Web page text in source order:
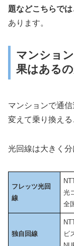
題などこちらで
あります。
マンショ
果はある
マンションで通
変えて乗り換える
光回線は大きく分
フレッツ光回
線
光
全
独自回線
ビ